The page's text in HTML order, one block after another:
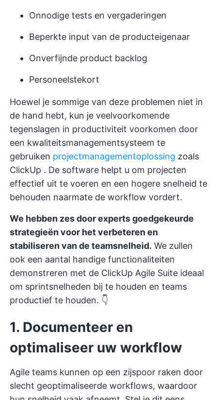
Onnodige tests en vergaderingen
Beperkte input van de producteigenaar
Onverfijnde product backlog
Personeelstekort
Hoewel je sommige van deze problemen niet in
de hand hebt, kun je veelvoorkomende
tegenslagen in productiviteit voorkomen door
een kwaliteitsmanagementsysteem te
gebruiken projectmanagementoplossing zoals
ClickUp . De software helpt u om projecten
effectief uit te voeren en een hogere snelheid te
behouden naarmate de workflow vordert.
We hebben zes door experts goedgekeurde
strategieën voor het verbeteren en
stabiliseren van de teamsnelheid. We zullen
ook een aantal handige functionaliteiten
demonstreren met de ClickUp Agile Suite ideaal
om sprintsnelheden bij te houden en teams
productief te houden. 👇
1. Documenteer en
optimaliseer uw workflow
Agile teams kunnen op een zijspoor raken door
slecht geoptimaliseerde workflows, waardoor